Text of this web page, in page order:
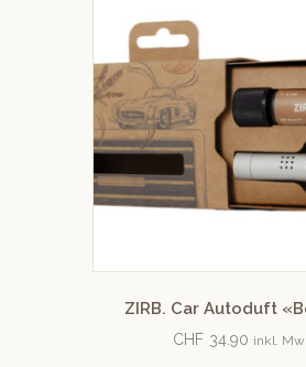
ZIRB. Car Autoduft
CHF 34.90 inkl.